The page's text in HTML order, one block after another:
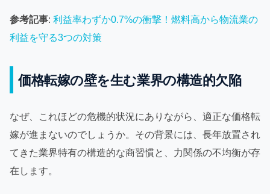
参考記事: 利益率わずか0.7%の衝撃！燃料高から物流業の
利益を守る3つの対策
価格転嫁の壁を生む業界の構造的欠陥
なぜ、これほどの危機的状況にありながら、適正な価格転
嫁が進まないのでしょうか。その背景には、長年放置され
てきた業界特有の構造的な商習慣と、力関係の不均衡が存
在します。